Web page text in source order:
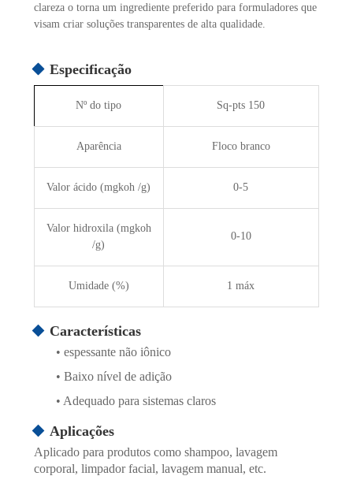
clareza o torna um ingrediente preferido para formuladores que
visam criar soluções transparentes de alta qualidade.
Especificação
Nº do tipo Sq-pts 150
Aparência Floco branco
Valor ácido (mgkoh /g) 0-5
Valor hidroxila (mgkoh
/g)
0-10
Umidade (%) 1 máx
Características
• espessante não iônico
• Baixo nível de adição
• Adequado para sistemas claros
Aplicações
Aplicado para produtos como shampoo, lavagem
corporal, limpador facial, lavagem manual, etc.